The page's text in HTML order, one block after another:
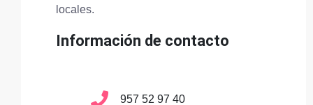
locales.
Información de contacto
957 52 97 40